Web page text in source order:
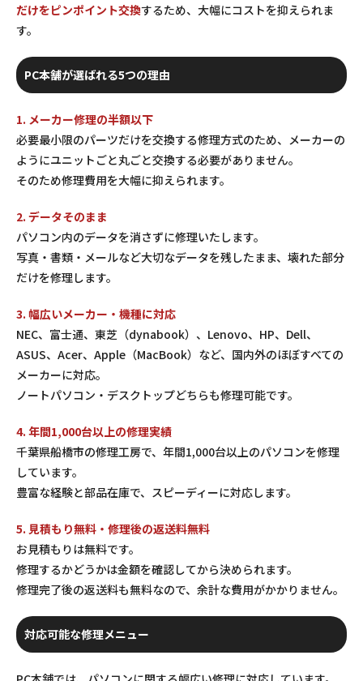
だけをピンポイント交換するため、大幅にコストを抑えられま
す。
PC本舗が選ばれる5つの理由
1. メーカー修理の半額以下
必要最小限のパーツだけを交換する修理方式のため、メーカーの
ようにユニットごと丸ごと交換する必要がありません。
そのため修理費用を大幅に抑えられます。
2. データそのまま
パソコン内のデータを消さずに修理いたします。
写真・書類・メールなど大切なデータを残したまま、壊れた部分
だけを修理します。
3. 幅広いメーカー・機種に対応
NEC、富士通、東芝（dynabook）、Lenovo、HP、Dell、
ASUS、Acer、Apple（MacBook）など、国内外のほぼすべての
メーカーに対応。
ノートパソコン・デスクトップどちらも修理可能です。
4. 年間1,000台以上の修理実績
千葉県船橋市の修理工房で、年間1,000台以上のパソコンを修理
しています。
豊富な経験と部品在庫で、スピーディーに対応します。
5. 見積もり無料・修理後の返送料無料
お見積もりは無料です。
修理するかどうかは金額を確認してから決められます。
修理完了後の返送料も無料なので、余計な費用がかかりません。
対応可能な修理メニュー